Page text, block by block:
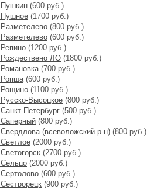
Пушкин (600 руб.)
Пушное (1700 руб.)
(800 руб.)
(600 руб.)
(1200 руб.)
Рождествено ЛО (1800 руб.)
(700 руб.)
Ропша(600 руб.)
Рощино (1100 руб.)
Высоцкое (800 руб.)
Петербург (500 руб.)
Саперный (800 руб.)
(всеволожский р-н) (800 руб.)
(2000 руб.)
(2700 руб.)
(2000 руб.)
(600 руб.)
(900 руб.)